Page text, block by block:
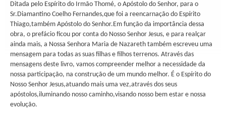
Ditada pelo Espírito do Irmão Thomé, o Apóstolo do Senhor, para o
Sr.Diamantino Coelho Fernandes,que foi a reencarnação do Espírito
Thiago,também Apóstolo do Senhor.Em função da importância dessa
obra, o prefácio ficou por conta do Nosso Senhor Jesus, e para realçar
ainda mais, a Nossa Senhora Maria de Nazareth também escreveu uma
mensagem para todas as suas filhas e filhos terrenos. Através das
mensagens deste livro, vamos compreender melhor a necessidade da
nossa participação, na construção de um mundo melhor. É o Espírito do
Nosso Senhor Jesus,atuando mais uma vez,através dos seus
apóstolos,iluminando nosso caminho,visando nosso bem estar e nossa
evolução.